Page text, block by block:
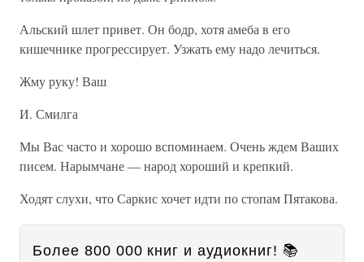
Альский шлет привет. Он бодр, хотя амеба в его
кишечнике прогрессирует. Узжать ему надо лечиться.
Жму руку! Ваш
И. Смилга
Мы Вас часто и хорошо вспоминаем. Очень ждем Ваших
писем. Нарымчане — народ хороший и крепкий.
Ходят слухи, что Саркис хочет идти по стопам Пятакова.
Более 800 000 книг и аудиокниг! 📚